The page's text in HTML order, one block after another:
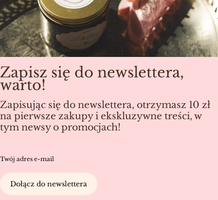
Zapisz się do newslettera,
warto!
Zapisując się do newslettera, otrzymasz 10 zł
na pierwsze zakupy i ekskluzywne treści, w
tym newsy o promocjach!
Twój adres e-mail
Dołącz do newslettera